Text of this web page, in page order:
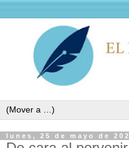
lunes, 25 de mayo de